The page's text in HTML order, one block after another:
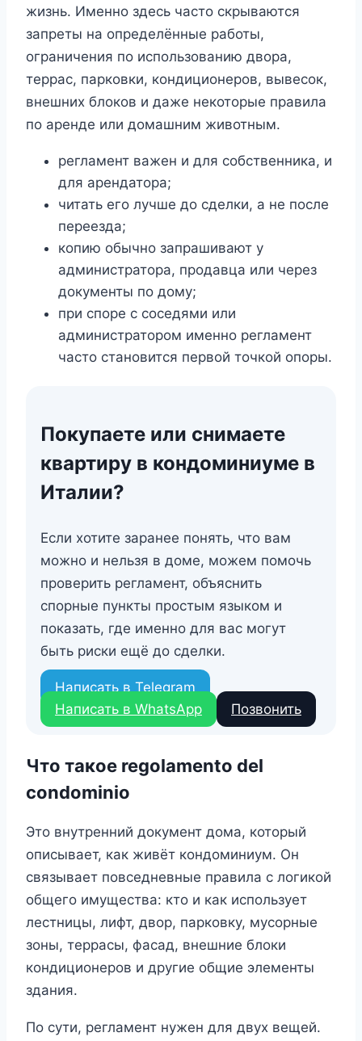
жизнь. Именно здесь часто скрываются
запреты на определённые работы,
ограничения по использованию двора,
террас, парковки, кондиционеров, вывесок,
внешних блоков и даже некоторые правила
по аренде или домашним животным.
регламент важен и для собственника, и
для арендатора;
читать его лучше до сделки, а не после
переезда;
копию обычно запрашивают у
администратора, продавца или через
документы по дому;
при споре с соседями или
администратором именно регламент
часто становится первой точкой опоры.
Покупаете или снимаете
квартиру в кондоминиуме в
Италии?
Если хотите заранее понять, что вам
можно и нельзя в доме, можем помочь
проверить регламент, объяснить
спорные пункты простым языком и
показать, где именно для вас могут
быть риски ещё до сделки.
Написать в Telegram
Написать в WhatsApp
Позвонить
Что такое regolamento del
condominio
Это внутренний документ дома, который
описывает, как живёт кондоминиум. Он
связывает повседневные правила с логикой
общего имущества: кто и как использует
лестницы, лифт, двор, парковку, мусорные
зоны, террасы, фасад, внешние блоки
кондиционеров и другие общие элементы
здания.
По сути, регламент нужен для двух вещей.